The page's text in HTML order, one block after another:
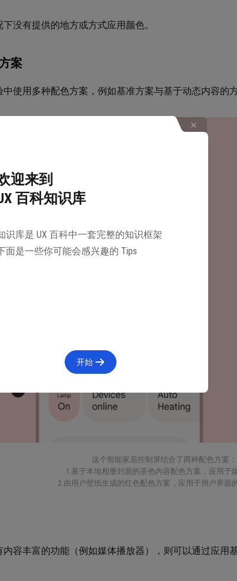
没有提供的地方或方式应用颜色。
案
使用多种配色方案，例如基准方案与基于动态内容的方
这个智能家居控制屏结合了两种配色方案：
1.基于本地相册封面的茶色内容配色方案，应用于
2.由用户壁纸生成的红色配色方案，应用于用户界面
容丰富的功能（例如媒体播放器），则可以通过应用
迎来到
百科知识库
识库是 UX 百科中一套完整的知识框架
面是一些你可能会感兴趣的 Tips
开始